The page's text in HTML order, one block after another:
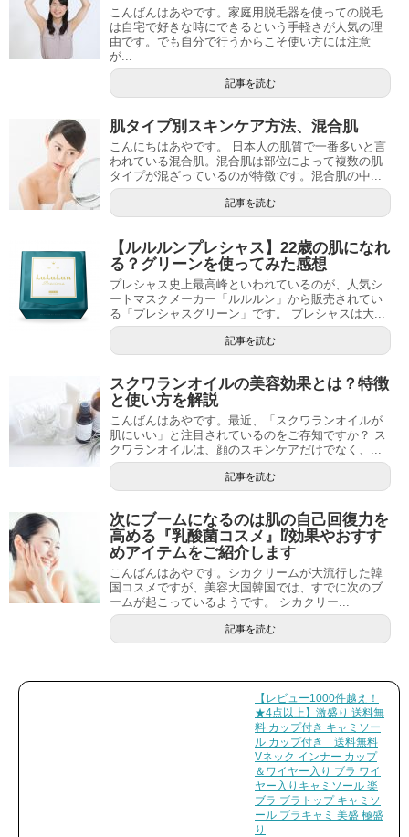
こんばんはあやです。家庭用脱毛器を使っての脱毛
は自宅で好きな時にできるという手軽さが人気の理
由です。でも自分で行うからこそ使い方には注意
が...
記事を読む
肌タイプ別スキンケア方法、混合肌
こんにちはあやです。 日本人の肌質で一番多いと言
われている混合肌。混合肌は部位によって複数の肌
タイプが混ざっているのが特徴です。混合肌の中...
記事を読む
【ルルルンプレシャス】22歳の肌になれ
る？グリーンを使ってみた感想
プレシャス史上最高峰といわれているのが、人気シ
ートマスクメーカー「ルルルン」から販売されてい
る「プレシャスグリーン」です。 プレシャスは大...
記事を読む
スクワランオイルの美容効果とは？特徴
と使い方を解説
こんばんはあやです。最近、「スクワランオイルが
肌にいい」と注目されているのをご存知ですか？ ス
クワランオイルは、顔のスキンケアだけでなく、...
記事を読む
次にブームになるのは肌の自己回復力を
高める『乳酸菌コスメ』⁉︎効果やおすす
めアイテムをご紹介します
こんばんはあやです。シカクリームが大流行した韓
国コスメですが、美容大国韓国では、すでに次のブ
ームが起こっているようです。 シカクリー...
記事を読む
【レビュー1000件越え！
★4点以上】激盛り 送料無
料 カップ付き キャミソー
ル カップ付き 送料無料
Vネック インナー カップ
＆ワイヤー入り ブラ ワイ
ヤー入りキャミソール 楽
ブラ ブラトップ キャミソ
ール ブラキャミ 美盛 極盛
り